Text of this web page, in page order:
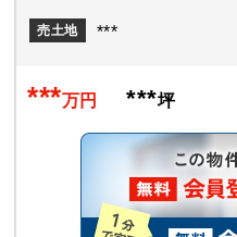
売土地 ***
***万円 ***坪